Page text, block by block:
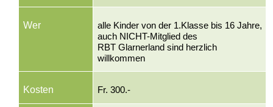
Wer
alle Kinder von der 1.Klasse bis 16 Jahre,
auch NICHT-Mitglied des
RBT Glarnerland sind herzlich
willkommen
Kosten Fr. 300.-